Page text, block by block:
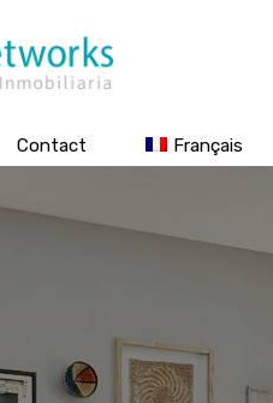
Contact Français